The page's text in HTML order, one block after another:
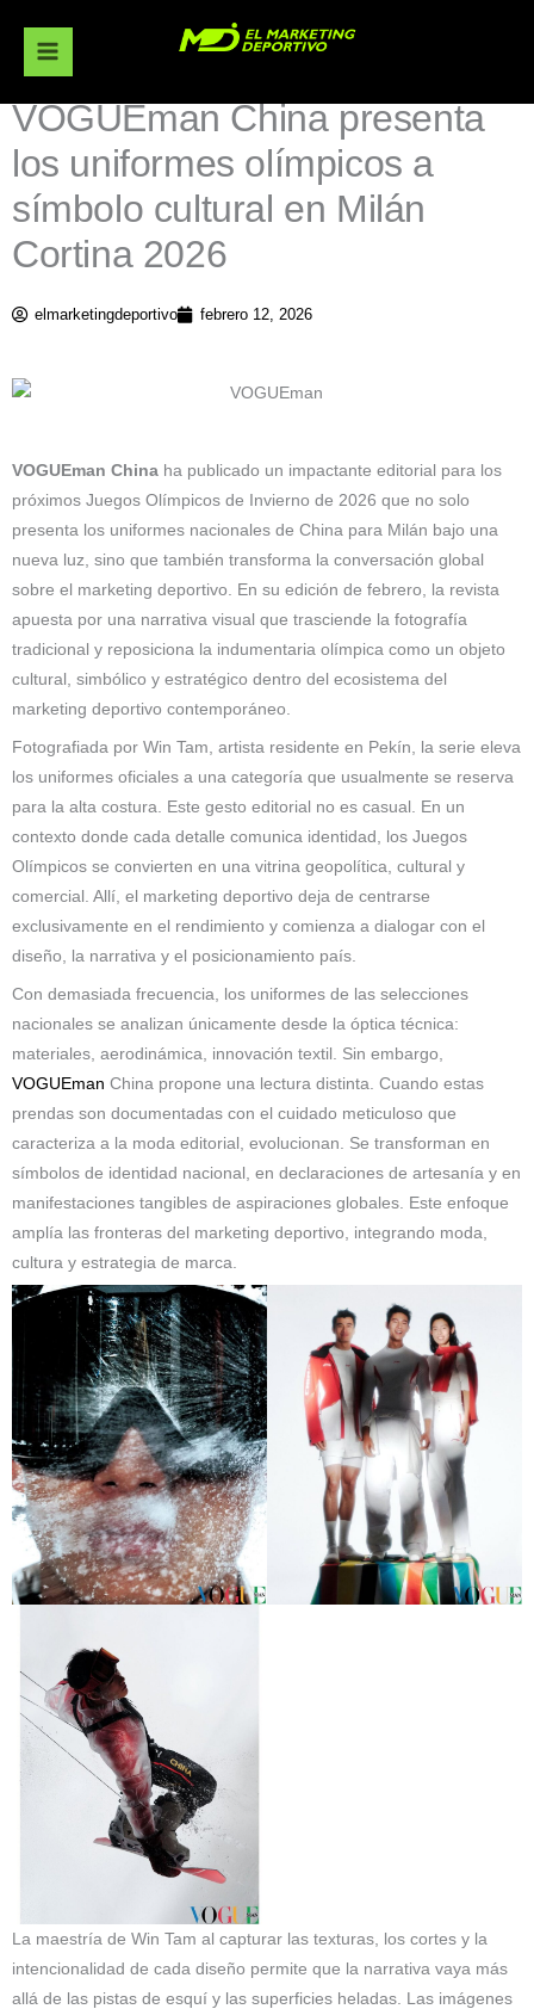
contenido
VOGUEman China presenta
los uniformes olímpicos a
símbolo cultural en Milán
Cortina 2026
elmarketingdeportivo febrero 12, 2026
VOGUEman China ha publicado un impactante editorial para los
próximos Juegos Olímpicos de Invierno de 2026 que no solo
presenta los uniformes nacionales de China para Milán bajo una
nueva luz, sino que también transforma la conversación global
sobre el marketing deportivo. En su edición de febrero, la revista
apuesta por una narrativa visual que trasciende la fotografía
tradicional y reposiciona la indumentaria olímpica como un objeto
cultural, simbólico y estratégico dentro del ecosistema del
marketing deportivo contemporáneo.
Fotografiada por Win Tam, artista residente en Pekín, la serie eleva
los uniformes oficiales a una categoría que usualmente se reserva
para la alta costura. Este gesto editorial no es casual. En un
contexto donde cada detalle comunica identidad, los Juegos
Olímpicos se convierten en una vitrina geopolítica, cultural y
comercial. Allí, el marketing deportivo deja de centrarse
exclusivamente en el rendimiento y comienza a dialogar con el
diseño, la narrativa y el posicionamiento país.
Con demasiada frecuencia, los uniformes de las selecciones
nacionales se analizan únicamente desde la óptica técnica:
materiales, aerodinámica, innovación textil. Sin embargo,
VOGUEman China propone una lectura distinta. Cuando estas
prendas son documentadas con el cuidado meticuloso que
caracteriza a la moda editorial, evolucionan. Se transforman en
símbolos de identidad nacional, en declaraciones de artesanía y en
manifestaciones tangibles de aspiraciones globales. Este enfoque
amplía las fronteras del marketing deportivo, integrando moda,
cultura y estrategia de marca.
La maestría de Win Tam al capturar las texturas, los cortes y la
intencionalidad de cada diseño permite que la narrativa vaya más
allá de las pistas de esquí y las superficies heladas. Las imágenes